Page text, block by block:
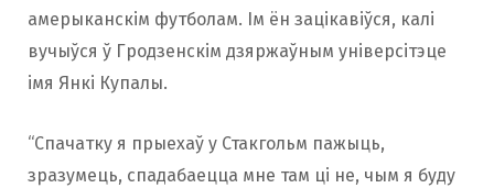
амерыканскім футболам. Ім ён зацікавіўся, калі
вучыўся ў Гродзенскім дзяржаўным універсітэце
імя Янкі Купалы.
“Спачатку я прыехаў у Стакгольм пажыць,
зразумець, спадабаецца мне там ці не, чым я буду